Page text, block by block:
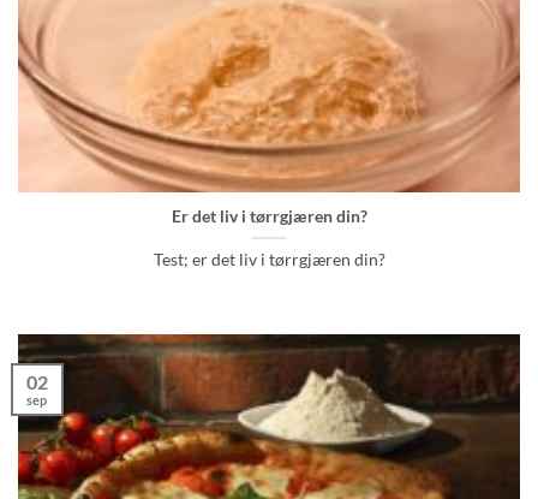
Er det liv i tørrgjæren din?
Test; er det liv i tørrgjæren din?
02
sep